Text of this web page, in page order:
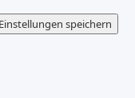
Einstellungen speichern